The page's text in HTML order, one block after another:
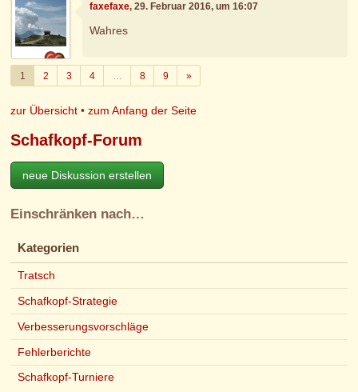
faxefaxe, 29. Februar 2016, um 16:07
Wahres
1 2 3 4 8 9 »Weiter
zur Übersicht •zum Anfang der Seite
Schafkopf-Forum
neue Diskussion erstellen
Einschränken nach…
Kategorien
Tratsch
Schafkopf-Strategie
Verbesserungsvorschläge
Fehlerberichte
Schafkopf-Turniere